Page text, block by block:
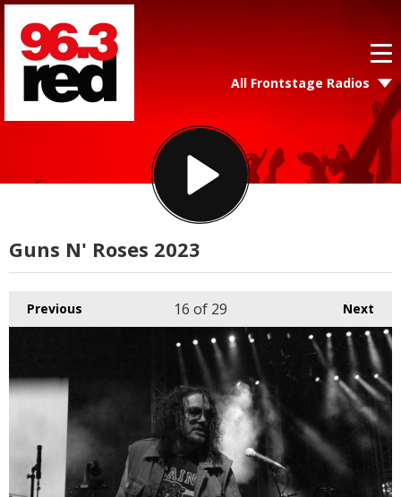
All Frontstage Radios
Guns N' Roses 2023
Previous Next
16 of 29